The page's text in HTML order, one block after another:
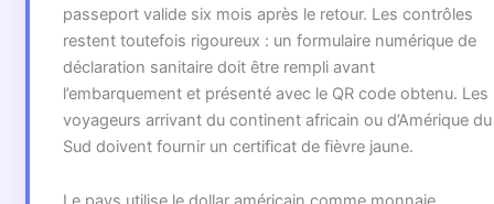
passeport valide six mois après le retour. Les contrôles
restent toutefois rigoureux : un formulaire numérique de
déclaration sanitaire doit être rempli avant
l’embarquement et présenté avec le QR code obtenu. Les
voyageurs arrivant du continent africain ou d’Amérique du
Sud doivent fournir un certificat de fièvre jaune.